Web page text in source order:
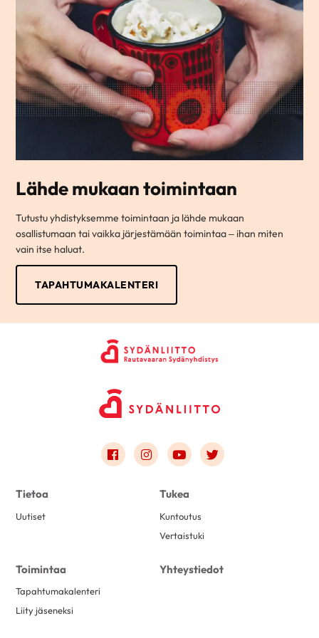
Lähde mukaan toimintaan
Tutustu yhdistyksemme toimintaan ja lähde mukaan
osallistumaan tai vaikka järjestämään toimintaa – ihan miten
vain itse haluat.
TAPAHTUMAKALENTERI
Link to facebook
Link to instagram
Link to youtube
Link to twitter
Tietoa
Uutiset
Tukea
Kuntoutus
Vertaistuki
Toimintaa
Tapahtumakalenteri
Liity jäseneksi
Yhteystiedot